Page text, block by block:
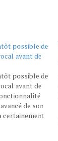
possible de
avant de
possible de
avant de
de son
certainement
d’édition